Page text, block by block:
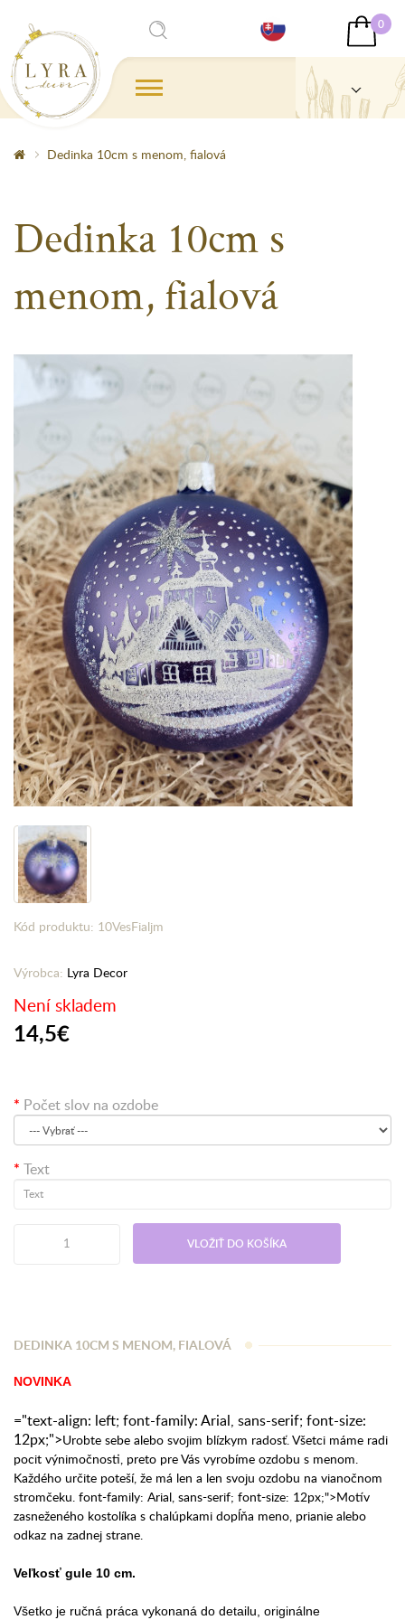
0
Dedinka 10cm s menom, fialová
Dedinka 10cm s
menom, fialová
Kód produktu: 10VesFialjm
Výrobca: Lyra Decor
Není skladem
14,5€
Počet slov na ozdobe
Text
VLOŽIŤ DO KOŠÍKA
DEDINKA 10CM S MENOM, FIALOVÁ
NOVINKA
="text-align: left; font-family: Arial, sans-serif; font-size:
12px;">Urobte sebe alebo svojim blízkym radosť. Všetci máme radi
pocit výnimočnosti, preto pre Vás vyrobíme ozdobu s menom.
Každého určite poteší, že má len a len svoju ozdobu na vianočnom
stromčeku. font-family: Arial, sans-serif; font-size: 12px;">Motív
zasneženého kostolíka s chalúpkami dopĺňa meno, prianie alebo
odkaz na zadnej strane.
Veľkosť gule 10 cm.
Všetko je ručná práca vykonaná do detailu, originálne